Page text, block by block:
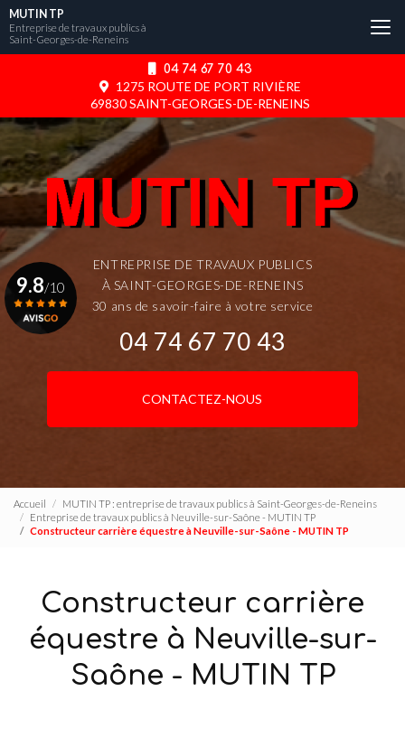
Aller
au
contenu
04 74 67 70 43
1275 ROUTE DE PORT RIVIÈRE
69830 SAINT-GEORGES-DE-RENEINS
MUTIN TP
Entreprise de travaux publics à
Saint-Georges-de-Reneins
ENTREPRISE DE TRAVAUX PUBLICS
À SAINT-GEORGES-DE-RENEINS
30 ans de savoir-faire à votre service
04 74 67 70 43
CONTACTEZ-NOUS
9.8/10
Accueil
MUTIN TP : entreprise de travaux publics à Saint-Georges-de-Reneins
Entreprise de travaux publics à Neuville-sur-Saône - MUTIN TP
Constructeur carrière équestre à Neuville-sur-Saône - MUTIN TP
Constructeur carrière
équestre à Neuville-sur-
Saône - MUTIN TP